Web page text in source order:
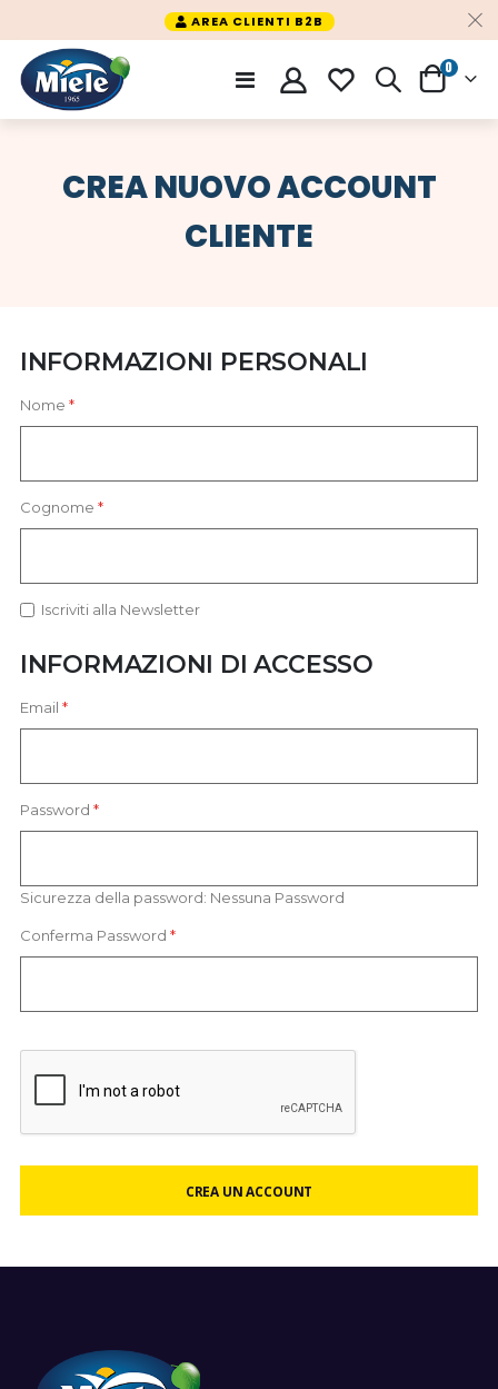
AREA CLIENTI B2B
Toggle
Nav
CARRELLO
0
CREA NUOVO ACCOUNT
CLIENTE
INFORMAZIONI PERSONALI
Nome
Cognome
Iscriviti alla Newsletter
INFORMAZIONI DI ACCESSO
Email
Password
Sicurezza della password: Nessuna Password
Conferma Password
CREA UN ACCOUNT